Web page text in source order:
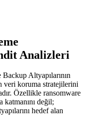
Analizleri
Altyapılarının
veri koruma stratejilerini
Özellikle ransomware
katmanını değil;
hedef alan